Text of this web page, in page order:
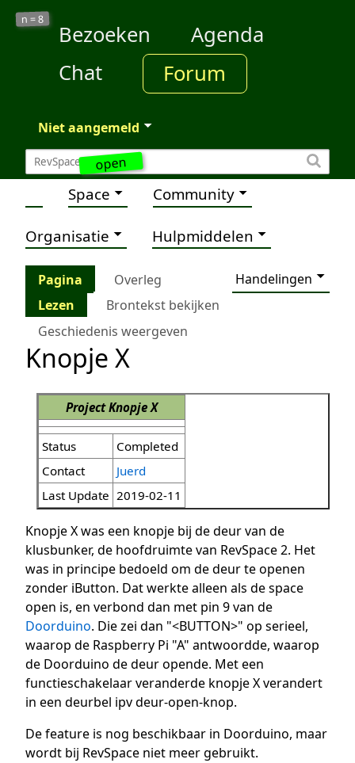
open
n =8
Bezoeken
Agenda
Chat
Forum
Niet aangemeld
Space Community
Organisatie Hulpmiddelen
Pagina Overleg
Handelingen
Lezen
Brontekst bekijken
Geschiedenis weergeven
Knopje X
Project Knopje X
Status
Completed
Contact
Juerd
Last Update 2019-02-11
Knopje X was een knopje bij de deur van de
klusbunker, de hoofdruimte van RevSpace 2. Het
was in principe bedoeld om de deur te openen
zonder iButton. Dat werkte alleen als de space
open is, en verbond dan met pin 9 van de
Doorduino. Die zei dan "<BUTTON>" op serieel,
waarop de Raspberry Pi "A" antwoordde, waarop
de Doorduino de deur opende. Met een
functieschakelaar veranderde knopje X verandert
in een deurbel ipv deur-open-knop.
De feature is nog beschikbaar in Doorduino, maar
wordt bij RevSpace niet meer gebruikt.